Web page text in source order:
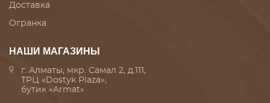
Доставка
Огранка
НАШИ МАГАЗИНЫ
г. Алматы, мкр. Самал 2, д.111,
ТРЦ «Dostyk Plaza»,
бутик «Armat»